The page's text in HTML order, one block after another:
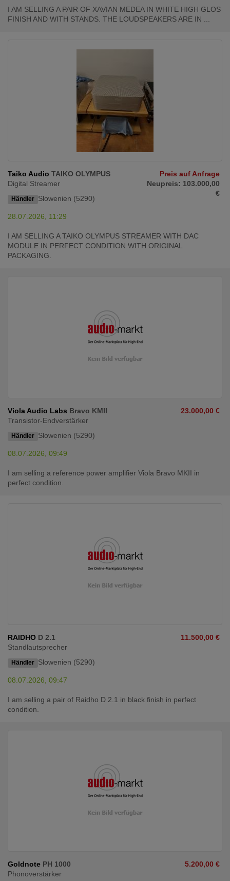
I AM SELLING A PAIR OF XAVIAN MEDEA IN WHITE HIGH GLOS
FINISH AND WITH STANDS. THE LOUDSPEAKERS ARE IN ...
Taiko Audio TAIKO OLYMPUS
Digital Streamer
Händler Slowenien (5290)
Preis auf Anfrage
Neupreis: 103.000,00
€
28.07.2026, 11:29
I AM SELLING A TAIKO OLYMPUS STREAMER WITH DAC
MODULE IN PERFECT CONDITION WITH ORIGINAL
PACKAGING.
Viola Audio Labs Bravo KMII
Transistor-Endverstärker
Händler Slowenien (5290)
23.000,00 €
08.07.2026, 09:49
I am selling a reference power amplifier Viola Bravo MKII in
perfect condition.
RAIDHO D 2.1
Standlautsprecher
Händler Slowenien (5290)
11.500,00 €
08.07.2026, 09:47
I am selling a pair of Raidho D 2.1 in black finish in perfect
condition.
Goldnote PH 1000
Phonoverstärker
5.200,00 €